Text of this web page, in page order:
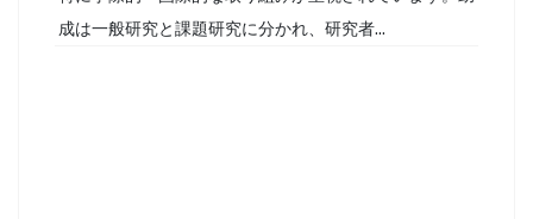
成は一般研究と課題研究に分かれ、研究者...